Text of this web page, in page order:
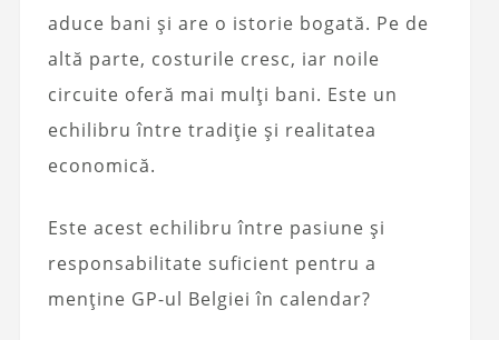
aduce bani și are o istorie bogată. Pe de
altă parte, costurile cresc, iar noile
circuite oferă mai mulți bani. Este un
echilibru între tradiție și realitatea
economică.
Este acest echilibru între pasiune și
responsabilitate suficient pentru a
menține GP-ul Belgiei în calendar?